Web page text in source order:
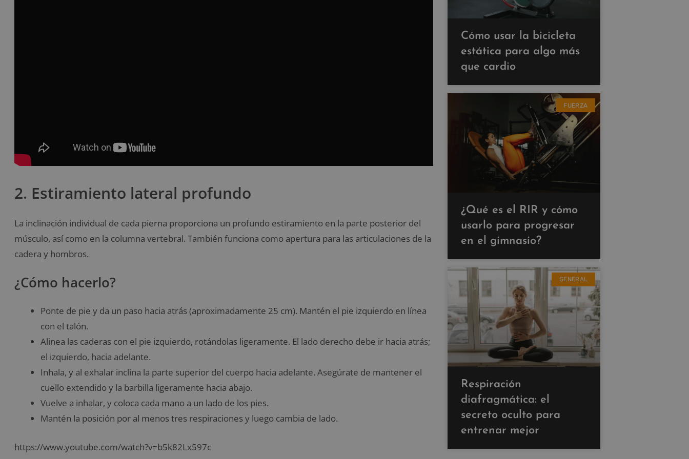
2. Estiramiento lateral profundo
La inclinación individual de cada pierna proporciona un profundo estiramiento en la parte posterior del
músculo, así como en la columna vertebral. También funciona como apertura para las articulaciones de la
cadera y hombros.
¿Cómo hacerlo?
Ponte de pie y da un paso hacia atrás (aproximadamente 25 cm). Mantén el pie izquierdo en línea
con el talón.
Alinea las caderas con el pie izquierdo, rotándolas ligeramente. El lado derecho debe ir hacia atrás;
el izquierdo, hacia adelante.
Inhala, y al exhalar inclina la parte superior del cuerpo hacia adelante. Asegúrate de mantener el
cuello extendido y la barbilla ligeramente hacia abajo.
Vuelve a inhalar, y coloca cada mano a un lado de los pies.
Mantén la posición por al menos tres respiraciones y luego cambia de lado.
https://www.youtube.com/watch?v=b5k82Lx597c
Cómo usar la bicicleta
estática para algo más
que cardio
FUERZA
¿Qué es el RIR y cómo
usarlo para progresar
en el gimnasio?
GENERAL
Respiración
diafragmática: el
secreto oculto para
entrenar mejor